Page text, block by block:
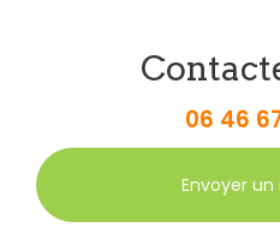
06 46
Envoyer